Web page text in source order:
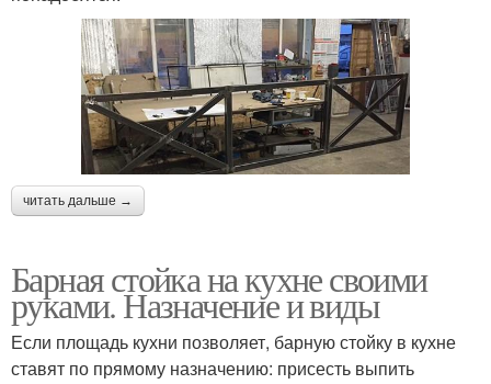
читать дальше →
Барная стойка на кухне своими
руками. Назначение и виды
Если площадь кухни позволяет, барную стойку в кухне
ставят по прямому назначению: присесть выпить